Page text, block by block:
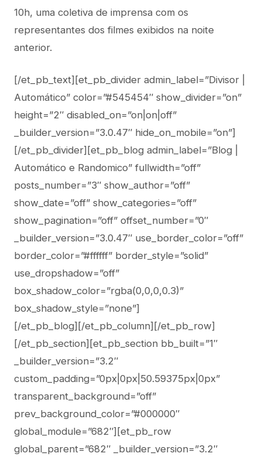
10h, uma coletiva de imprensa com os
representantes dos filmes exibidos na noite
anterior.
[/et_pb_text][et_pb_divider admin_label=”Divisor |
Automático” color=”#545454″ show_divider=”on”
height=”2″ disabled_on=”on|on|off”
_builder_version=”3.0.47″ hide_on_mobile=”on”]
[/et_pb_divider][et_pb_blog admin_label=”Blog |
Automático e Randomico” fullwidth=”off”
posts_number=”3″ show_author=”off”
show_date=”off” show_categories=”off”
show_pagination=”off” offset_number=”0″
_builder_version=”3.0.47″ use_border_color=”off”
border_color=”#ffffff” border_style=”solid”
use_dropshadow=”off”
box_shadow_color=”rgba(0,0,0,0.3)”
box_shadow_style=”none”]
[/et_pb_blog][/et_pb_column][/et_pb_row]
[/et_pb_section][et_pb_section bb_built=”1″
_builder_version=”3.2″
custom_padding=”0px|0px|50.59375px|0px”
transparent_background=”off”
prev_background_color=”#000000″
global_module=”682″][et_pb_row
global_parent=”682″ _builder_version=”3.2″